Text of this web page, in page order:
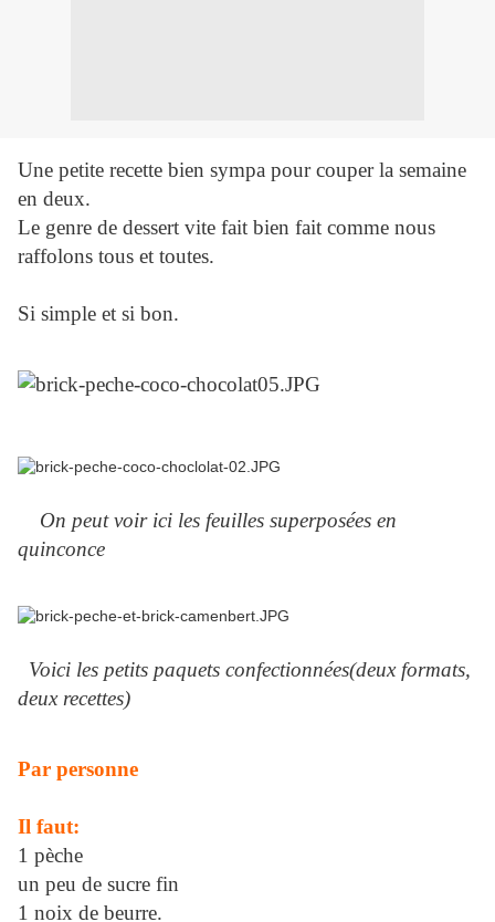
Une petite recette bien sympa pour couper la semaine
en deux.
Le genre de dessert vite fait bien fait comme nous
raffolons tous et toutes.
Si simple et si bon.
On peut voir ici les feuilles superposées en
quinconce
Voici les petits paquets confectionnées(deux formats,
deux recettes)
Par personne
Il faut:
1 pèche
un peu de sucre fin
1 noix de beurre.